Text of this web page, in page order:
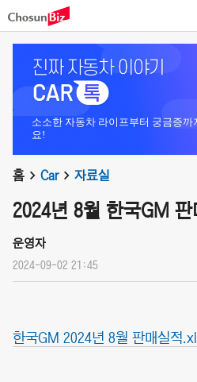
소소한 자동차 라이프부터 궁금증
요!
홈 Car 자료실
2024년 8월 한국GM
운영자
2024-09-02 21:45
한국GM 2024년 8월 판매실적